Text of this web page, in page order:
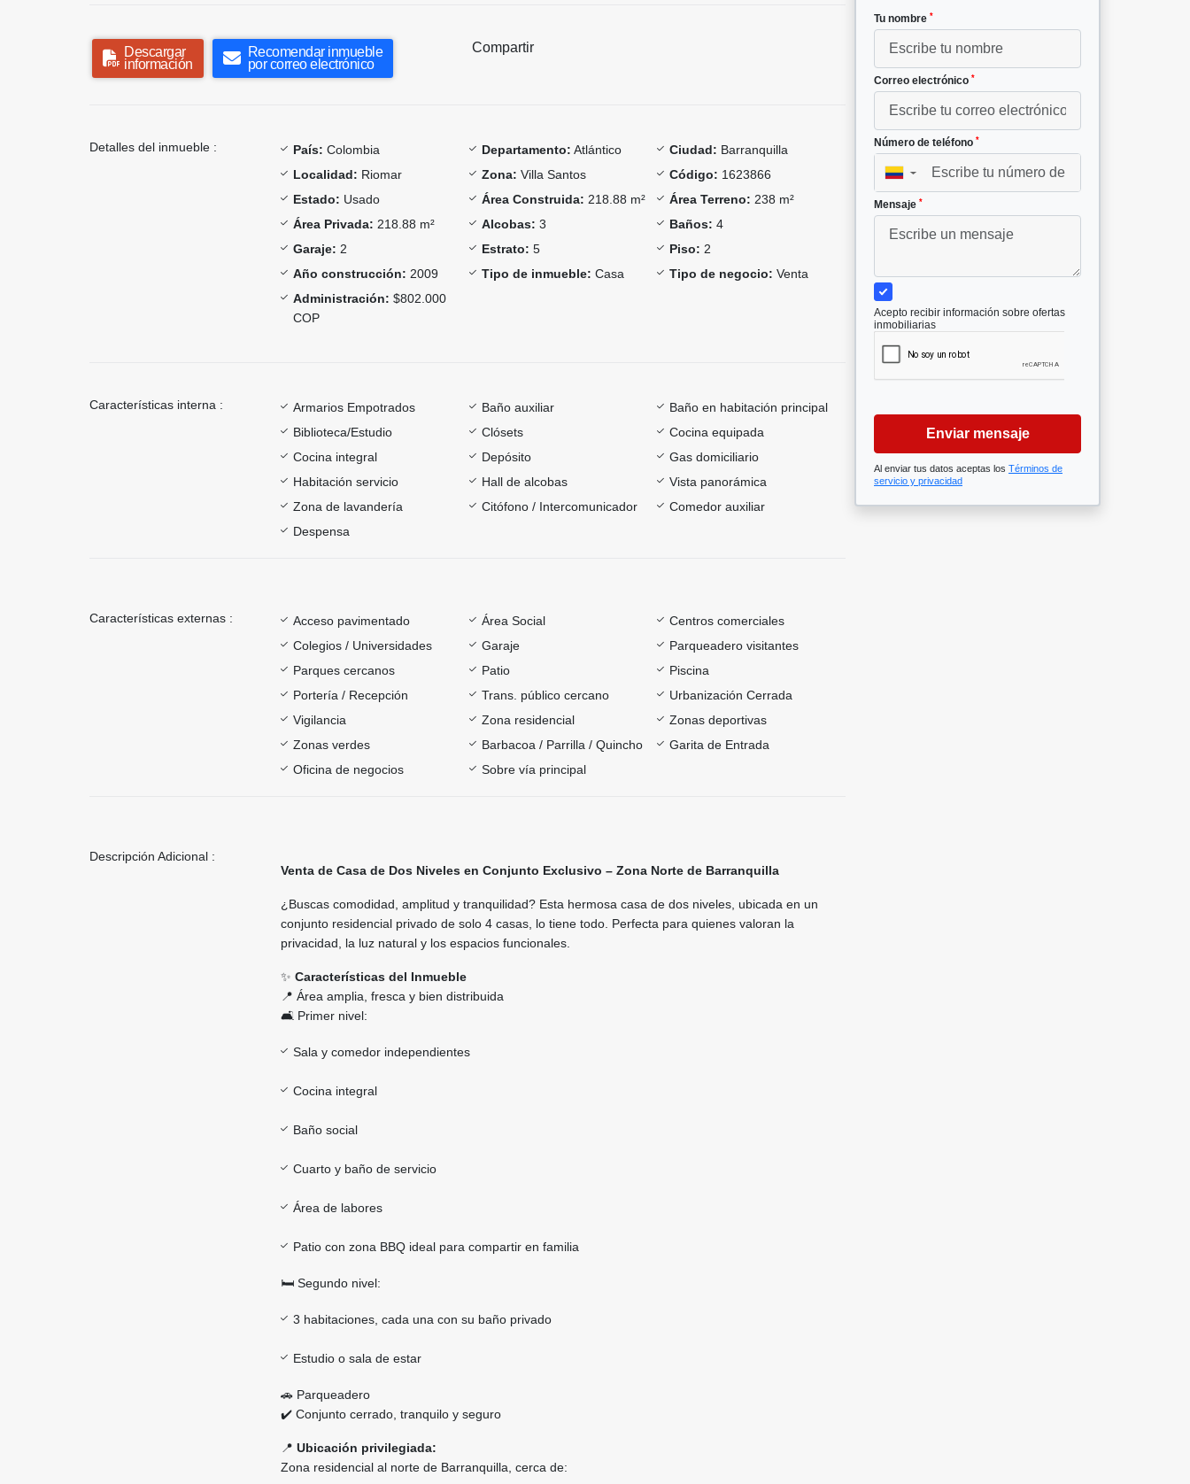
Descargar
información
Recomendar inmueble
por correo electrónico
Compartir
Detalles del inmueble : País: Colombia Departamento: Atlántico Ciudad: Barranquilla
Localidad: Riomar Zona: Villa Santos Código: 1623866
Estado: Usado Área Construida: 218.88 m² Área Terreno: 238 m²
Área Privada: 218.88 m² Alcobas: 3 Baños: 4
Garaje: 2 Estrato: 5 Piso: 2
Año construcción: 2009 Tipo de inmueble: Casa Tipo de negocio: Venta
Administración: $802.000
COP
Características interna : Armarios Empotrados Baño auxiliar
Baño en habitación principal
Biblioteca/Estudio
Clósets
Cocina equipada
Cocina integral
Depósito
Gas domiciliario
Habitación servicio
Hall de alcobas
Vista panorámica
Zona de lavandería
Citófono / Intercomunicador
Comedor auxiliar
Despensa
Características externas : Acceso pavimentado Área Social
Centros comerciales
Colegios / Universidades
Garaje
Parqueadero visitantes
Parques cercanos
Patio
Piscina
Portería / Recepción
Trans. público cercano
Urbanización Cerrada
Vigilancia
Zona residencial
Zonas deportivas
Zonas verdes
Barbacoa / Parrilla / Quincho
Garita de Entrada
Oficina de negocios
Sobre vía principal
Descripción Adicional :
Venta de Casa de Dos Niveles en Conjunto Exclusivo – Zona Norte de Barranquilla
¿Buscas comodidad, amplitud y tranquilidad? Esta hermosa casa de dos niveles, ubicada en un
conjunto residencial privado de solo 4 casas, lo tiene todo. Perfecta para quienes valoran la
privacidad, la luz natural y los espacios funcionales.
✨ Características del Inmueble
📍 Área amplia, fresca y bien distribuida
🛋️ Primer nivel:
Sala y comedor independientes
Cocina integral
Baño social
Cuarto y baño de servicio
Área de labores
Patio con zona BBQ ideal para compartir en familia
🛏️ Segundo nivel:
3 habitaciones, cada una con su baño privado
Estudio o sala de estar
🚗 Parqueadero
✔️ Conjunto cerrado, tranquilo y seguro
📍 Ubicación privilegiada:
Zona residencial al norte de Barranquilla, cerca de:
Tu nombre *
Correo electrónico *
Número de teléfono *
▼
Mensaje *
Acepto recibir información sobre ofertas
inmobiliarias
Enviar mensaje
Al enviar tus datos aceptas los Términos de
servicio y privacidad